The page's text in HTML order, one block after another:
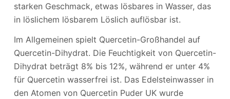
starken Geschmack, etwas lösbares in Wasser, das
in löslichem lösbarem Löslich auflösbar ist.
Im Allgemeinen spielt Quercetin-Großhandel auf
Quercetin-Dihydrat. Die Feuchtigkeit von Quercetin-
Dihydrat beträgt 8% bis 12%, während er unter 4%
für Quercetin wasserfrei ist. Das Edelsteinwasser in
den Atomen von Quercetin Puder UK wurde